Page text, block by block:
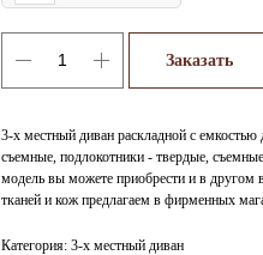
Заказать
3-х местный диван раскладной с
съемные, подлокотники - твердые,
модель вы можете приобрести и в другом
тканей и кож предлагаем в фирменных
Категория: 3-х местный диван